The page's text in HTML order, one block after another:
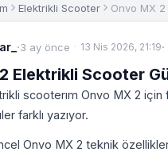
Elektrikli Scooter Onvo MX 2
·3 ay önce 13 Nis 2026, 21:19·
Elektrikli Scooter
scooterım Onvo MX 2
farklı yazıyor.
Onvo MX 2 teknik